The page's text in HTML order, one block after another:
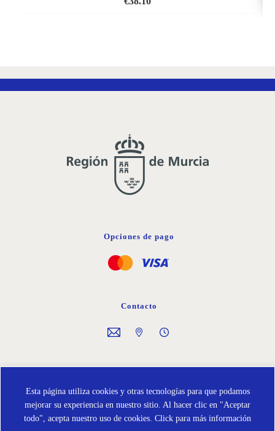
Esta página utiliza cookies y otras tecnologías para que podamos
mejorar su experiencia en nuestro sitio. Al hacer clic en "Aceptar
todo", acepta nuestro uso de cookies. Click para más información
Opciones de pago
Contacto